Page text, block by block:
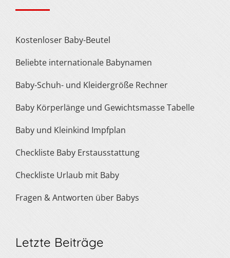
Kostenloser Baby-Beutel
Beliebte internationale Babynamen
Baby-Schuh- und Kleidergröße Rechner
Baby Körperlänge und Gewichtsmasse Tabelle
Baby und Kleinkind Impfplan
Checkliste Baby Erstausstattung
Checkliste Urlaub mit Baby
Fragen & Antworten über Babys
Letzte Beiträge